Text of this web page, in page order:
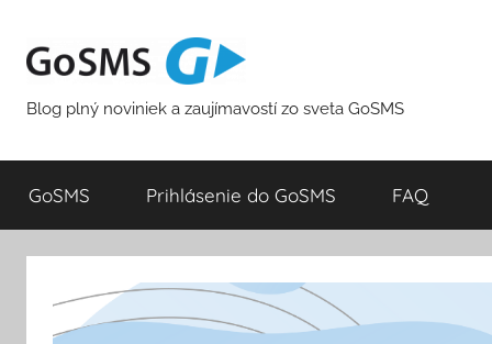
content
Blog plný noviniek a zaujímavostí zo sveta GoSMS
GoSMS Prihlásenie do GoSMS FAQ